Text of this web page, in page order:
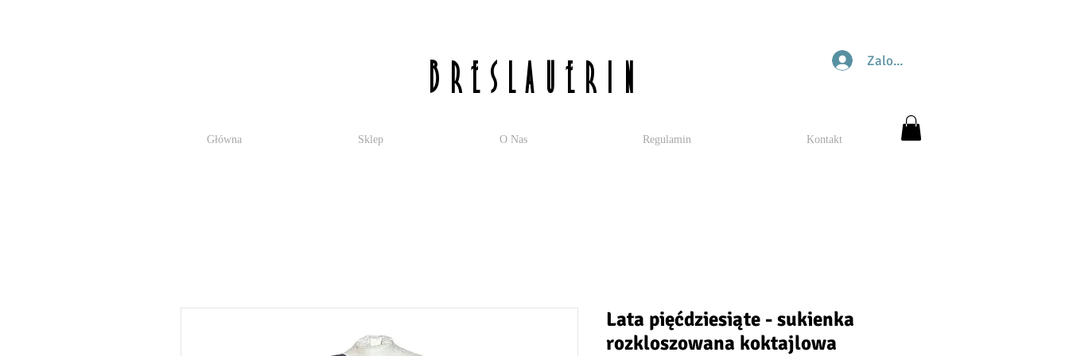
breslauerin
Główna Sklep O Nas Regulamin Kontakt
Zaloguj się
Lata pięćdziesiąte - sukienka
rozkloszowana koktajlowa